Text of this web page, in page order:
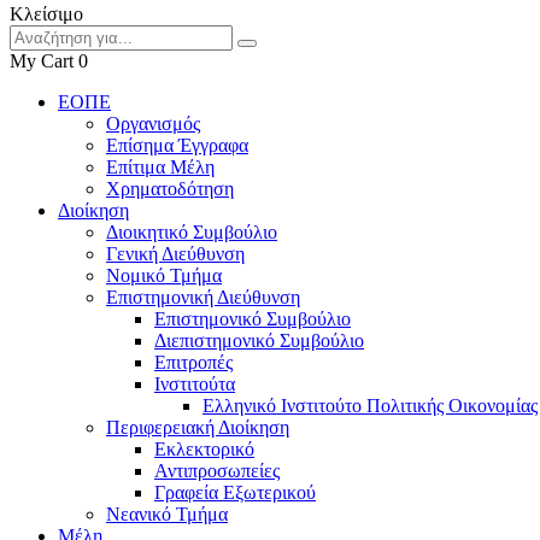
Κλείσιμο
My Cart 0
ΕΟΠΕ
Οργανισμός
Επίσημα Έγγραφα
Επίτιμα Μέλη
Χρηματοδότηση
Διοίκηση
Διοικητικό Συμβούλιο
Γενική Διεύθυνση
Νομικό Τμήμα
Επιστημονική Διεύθυνση
Επιστημονικό Συμβούλιο
Διεπιστημονικό Συμβούλιο
Επιτροπές
Ινστιτούτα
Ελληνικό Ινστιτούτο Πολιτικής
Περιφερειακή Διοίκηση
Εκλεκτορικό
Αντιπροσωπείες
Γραφεία Εξωτερικού
Νεανικό Τμήμα
Μέλη